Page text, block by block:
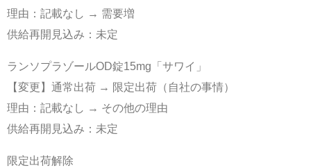
理由：記載なし → 需要増
供給再開見込み：未定
ランソプラゾールOD錠15mg「サワイ」
【変更】通常出荷 → 限定出荷（自社の事情）
理由：記載なし → その他の理由
供給再開見込み：未定
限定出荷解除